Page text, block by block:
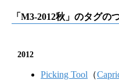
「 M3-2012秋 」のタグの
2012
Picking Tool （